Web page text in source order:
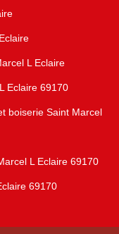
L Eclaire
Eclaire 69170
boiserie Saint Marcel
L Eclaire 69170
69170